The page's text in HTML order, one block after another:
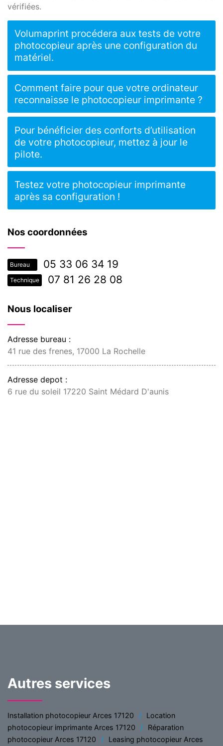
Nos coordonnées
Bureau 05 33 06 34 19
Technique 07 81 26 28 08
Nous localiser
Adresse bureau :
41 rue des frenes, 17000 La Rochelle
Adresse depot :
6 rue du soleil 17220 Saint Médard D'aunis
vérifiées.
Volumaprint procédera aux tests de votre
photocopieur après une configuration du
matériel.
Comment faire pour que votre ordinateur
reconnaisse le photocopieur imprimante ?
Pour bénéficier des conforts d’utilisation
de votre photocopieur, mettez à jour le
pilote.
Testez votre photocopieur imprimante
après sa configuration !
Autres services
Installation photocopieur Arces 17120
Location
photocopieur imprimante Arces 17120
Réparation
photocopieur Arces 17120
Leasing photocopieur Arces